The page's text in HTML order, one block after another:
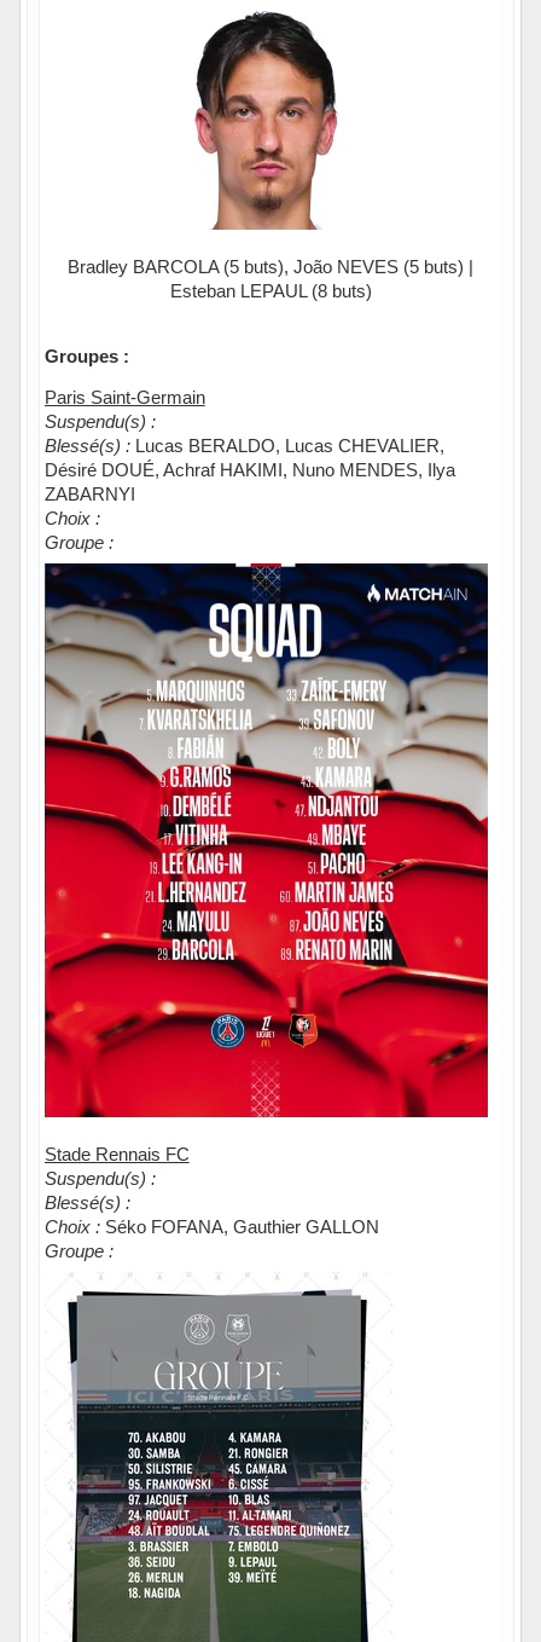
Bradley BARCOLA (5 buts), João NEVES (5 buts) |
Esteban LEPAUL (8 buts)
Groupes :
Paris Saint-Germain
Suspendu(s) :
Blessé(s) :Lucas BERALDO, Lucas CHEVALIER,
Désiré DOUÉ, Achraf HAKIMI, Nuno MENDES, Ilya
ZABARNYI
Choix :
Groupe :
Stade Rennais FC
Suspendu(s) :
Blessé(s) :
Choix :Séko FOFANA, Gauthier GALLON
Groupe :